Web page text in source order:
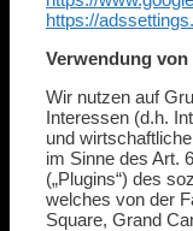
https://
Verwendung
Wir nutzen auf
Interessen (d.h.
und
im Sinne des Art.
(„Plugins“) des
welches von der
Square, Grand